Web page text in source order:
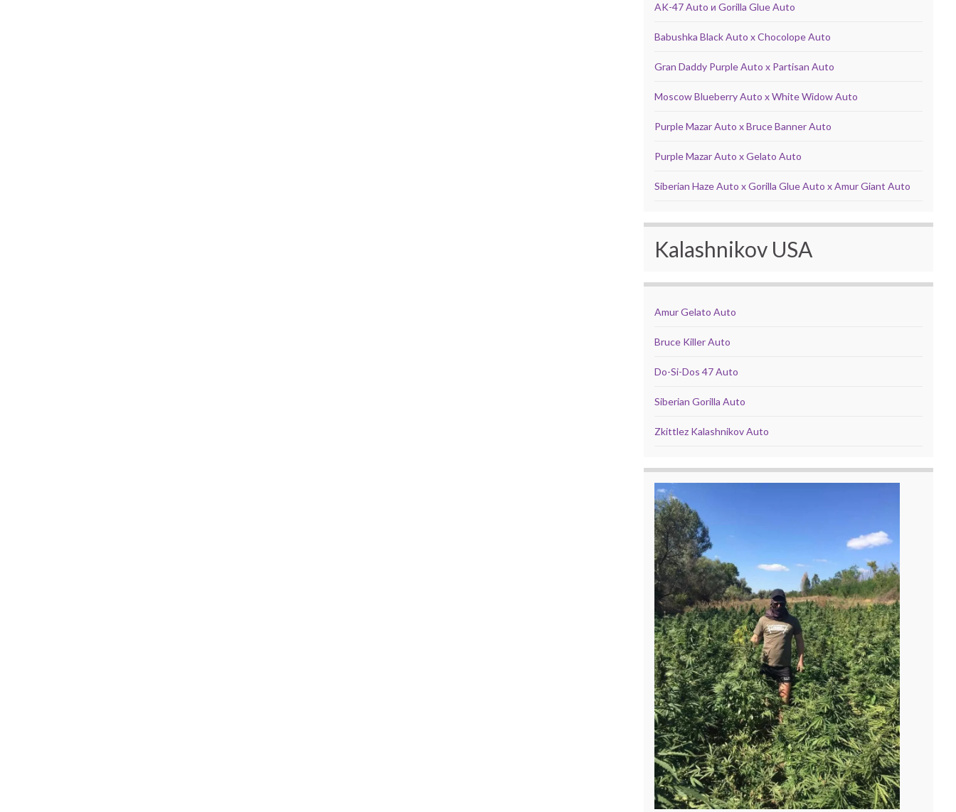
AK-47 Auto и Gorilla Glue Auto
Babushka Black Auto x Chocolope Auto
Gran Daddy Purple Auto x Partisan Auto
Moscow Blueberry Auto x White Widow Auto
Purple Mazar Auto x Bruce Banner Auto
Purple Mazar Auto x Gelato Auto
Siberian Haze Auto x Gorilla Glue Auto x Amur Giant Auto
Kalashnikov USA
Amur Gelato Auto
Bruce Killer Auto
Do-Si-Dos 47 Auto
Siberian Gorilla Auto
Zkittlez Kalashnikov Auto